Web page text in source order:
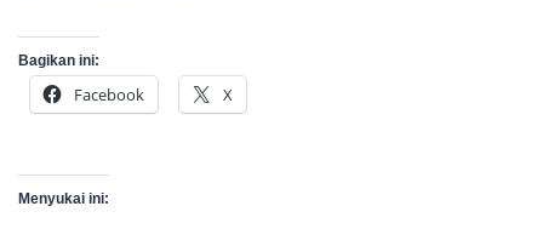
Bagikan ini:
Facebook X
Menyukai ini: